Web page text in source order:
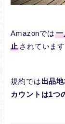
Amazonでは 一
止 されています
規約では出品
カウントは1つ